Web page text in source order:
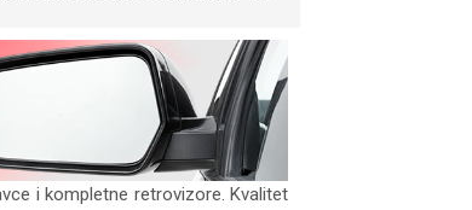
i kompletne retrovizore. Kvalitet